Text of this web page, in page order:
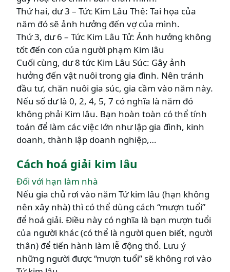
Thứ hai, dư 3 – Tức Kim Lâu Thê: Tai họa của
năm đó sẽ ảnh hưởng đến vợ của mình.
Thứ 3, dư 6 – Tức Kim Lâu Tử: Ảnh hưởng không
tốt đến con của người phạm Kim lâu
Cuối cùng, dư 8 tức Kim Lâu Súc: Gây ảnh
hưởng đến vật nuôi trong gia đình. Nên tránh
đầu tư, chăn nuôi gia súc, gia cầm vào năm này.
Nếu số dư là 0, 2, 4, 5, 7 có nghĩa là năm đó
không phải Kim lâu. Bạn hoàn toàn có thể tính
toán để làm các việc lớn như lập gia đình, kinh
doanh, thành lập doanh nghiệp,…
Cách hoá giải kim lâu
Đối với hạn làm nhà
Nếu gia chủ rơi vào năm Tứ kim lâu (hạn không
nên xây nhà) thì có thể dùng cách “mượn tuổi”
để hoá giải. Điều này có nghĩa là bạn mượn tuổi
của người khác (có thể là người quen biết, người
thân) để tiến hành làm lễ động thổ. Lưu ý
những người được “mượn tuổi” sẽ không rơi vào